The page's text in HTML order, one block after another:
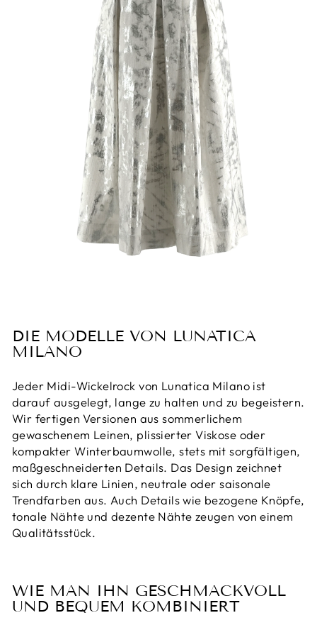
DIE MODELLE VON LUNATICA
MILANO
Jeder Midi-Wickelrock von Lunatica Milano ist
darauf ausgelegt, lange zu halten und zu begeistern.
Wir fertigen Versionen aus sommerlichem
gewaschenem Leinen, plissierter Viskose oder
kompakter Winterbaumwolle, stets mit sorgfältigen,
maßgeschneiderten Details. Das Design zeichnet
sich durch klare Linien, neutrale oder saisonale
Trendfarben aus. Auch Details wie bezogene Knöpfe,
tonale Nähte und dezente Nähte zeugen von einem
Qualitätsstück.
WIE MAN IHN GESCHMACKVOLL
UND BEQUEM KOMBINIERT